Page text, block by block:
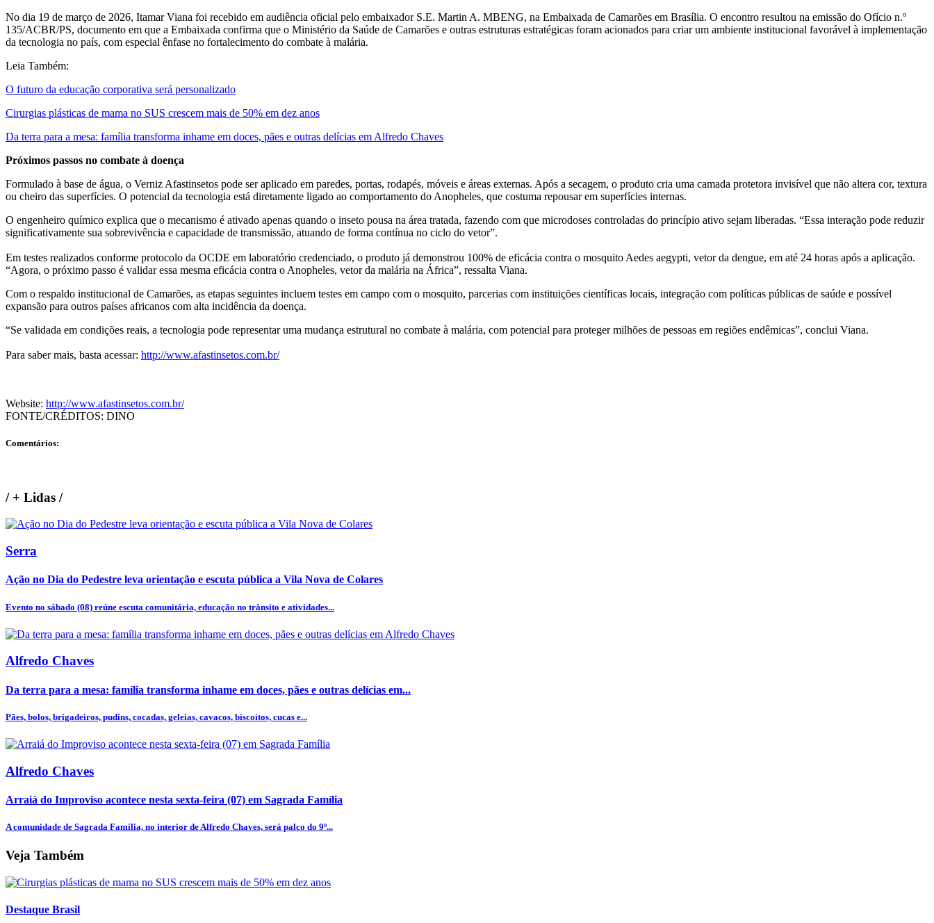
No dia 19 de março de 2026, Itamar Viana foi recebido em audiência oficial pelo embaixador S.E. Martin A. MBENG, na Embaixada de Camarões em Brasília. O encontro resultou na emissão do Ofício n.º
135/ACBR/PS, documento em que a Embaixada confirma que o Ministério da Saúde de Camarões e outras estruturas estratégicas foram acionados para criar um ambiente institucional favorável à implementação
da tecnologia no país, com especial ênfase no fortalecimento do combate à malária.
Leia Também:
O futuro da educação corporativa será personalizado
Cirurgias plásticas de mama no SUS crescem mais de 50% em dez anos
Da terra para a mesa: família transforma inhame em doces, pães e outras delícias em Alfredo Chaves
Próximos passos no combate à doença
Formulado à base de água, o Verniz Afastinsetos pode ser aplicado em paredes, portas, rodapés, móveis e áreas externas. Após a secagem, o produto cria uma camada protetora invisível que não altera cor, textura
ou cheiro das superfícies. O potencial da tecnologia está diretamente ligado ao comportamento do Anopheles, que costuma repousar em superfícies internas.
O engenheiro químico explica que o mecanismo é ativado apenas quando o inseto pousa na área tratada, fazendo com que microdoses controladas do princípio ativo sejam liberadas. “Essa interação pode reduzir
significativamente sua sobrevivência e capacidade de transmissão, atuando de forma contínua no ciclo do vetor”.
Em testes realizados conforme protocolo da OCDE em laboratório credenciado, o produto já demonstrou 100% de eficácia contra o mosquito Aedes aegypti, vetor da dengue, em até 24 horas após a aplicação.
“Agora, o próximo passo é validar essa mesma eficácia contra o Anopheles, vetor da malária na África”, ressalta Viana.
Com o respaldo institucional de Camarões, as etapas seguintes incluem testes em campo com o mosquito, parcerias com instituições científicas locais, integração com políticas públicas de saúde e possível
expansão para outros países africanos com alta incidência da doença.
“Se validada em condições reais, a tecnologia pode representar uma mudança estrutural no combate à malária, com potencial para proteger milhões de pessoas em regiões endêmicas”, conclui Viana.
Para saber mais, basta acessar: http://www.afastinsetos.com.br/
Website: http://www.afastinsetos.com.br/
FONTE/CRÉDITOS: DINO
Comentários:
/+ Lidas /
Serra
Ação no Dia do Pedestre leva orientação e escuta pública a Vila Nova de Colares
Evento no sábado (08) reúne escuta comunitária, educação no trânsito e atividades...
Alfredo Chaves
Da terra para a mesa: família transforma inhame em doces, pães e outras delícias em...
Pães, bolos, brigadeiros, pudins, cocadas, geleias, cavacos, biscoitos, cucas e...
Alfredo Chaves
Arraiá do Improviso acontece nesta sexta-feira (07) em Sagrada Família
A comunidade de Sagrada Família, no interior de Alfredo Chaves, será palco do 9º...
Veja Também
Destaque Brasil